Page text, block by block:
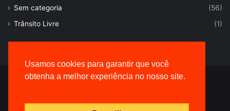
Usamos cookies para garantir que você
obtenha a melhor experiência no nosso site.
Sem categoria
(56)
Trânsito Livre
(1)